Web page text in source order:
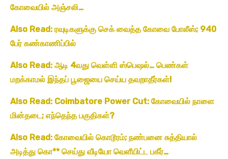
கோவையில் அஞ்சலி…
Also Read: ரவுடிகளுக்கு செக் வைத்த கோவை போலீஸ்; 940
பேர் கண்காணிப்பில்
Also Read: ஆடி 4வது வெள்ளி ஸ்பெஷல்… பெண்கள்
மறக்காமல் இந்தப் பூஜையை செய்ய தவறாதீர்கள்!
Also Read: Coimbatore Power Cut: கோவையில் நாளை
மின்தடை; எந்தெந்த பகுதிகள்?
Also Read: கோவையில் கொடூரம்; நண்பனை சுத்தியால்
அடித்து கொ** செய்து வீடியோ வெளீயிட்ட பகீர்…